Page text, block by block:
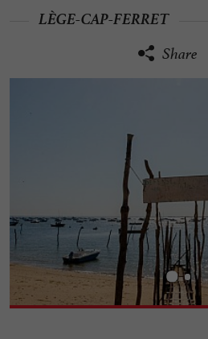
LÈGE-CAP-FERRET
Share